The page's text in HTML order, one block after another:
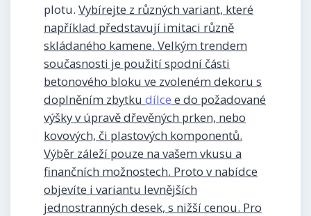
plotu. Vybírejte z různých variant, které
například představují imitaci různě
skládaného kamene. Velkým trendem
současnosti je použití spodní části
betonového bloku ve zvoleném dekoru s
doplněním zbytku dílce e do požadované
výšky v úpravě dřevěných prken, nebo
kovových, či plastových komponentů.
Výběr záleží pouze na vašem vkusu a
finančních možnostech. Proto v nabídce
objevíte i variantu levnějších
jednostranných desek, s nižší cenou. Pro